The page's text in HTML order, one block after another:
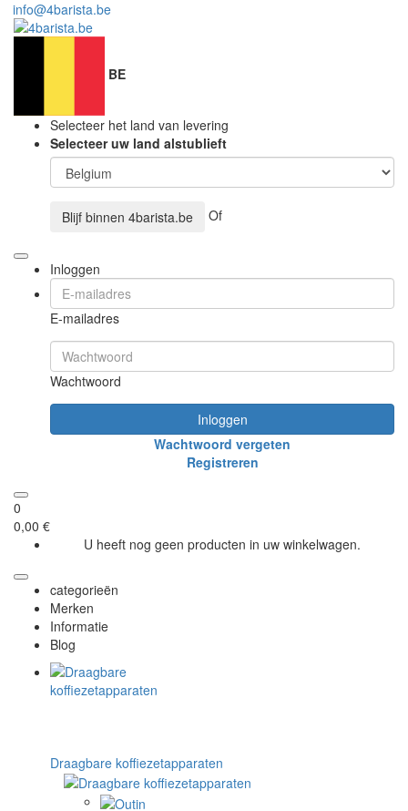
info@4barista.be
BE
Selecteer het land van levering
Selecteer uw land alstublieft
Blijf binnen 4barista.be Of
Inloggen
E-mailadres
Wachtwoord
Inloggen
Wachtwoord vergeten
Registreren
0
0,00 €
U heeft nog geen producten in uw winkelwagen.
categorieën
Merken
Informatie
Blog
Draagbare koffiezetapparaten